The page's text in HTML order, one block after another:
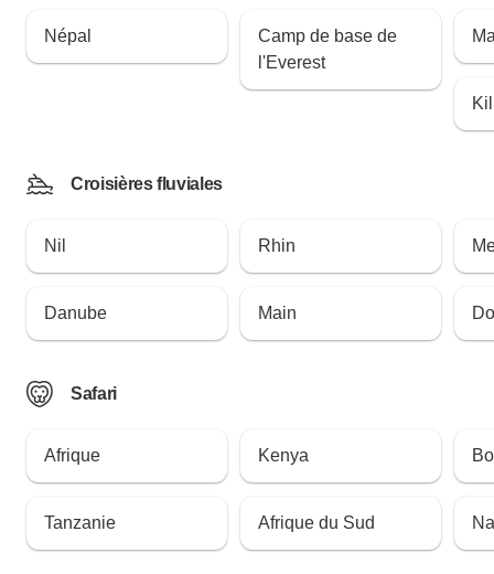
Népal
Camp de base de
l'Everest
Croisières fluviales
Nil
Danube
Rhin
Main
Safari
Afrique
Tanzanie
Kenya
Afrique du Sud